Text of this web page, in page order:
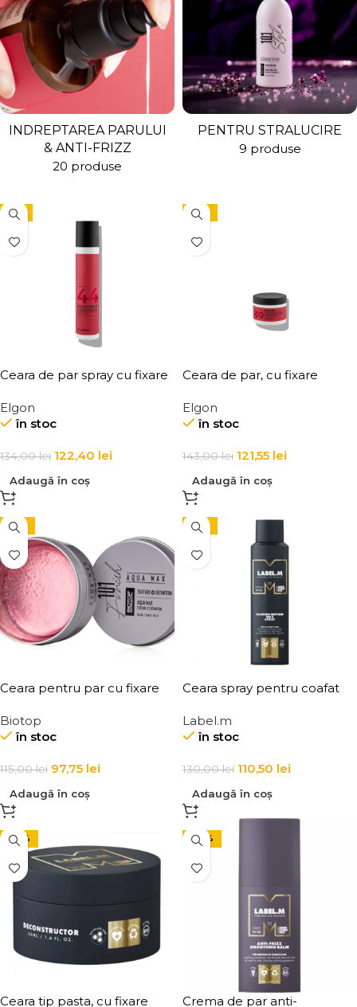
INDREPTAREA PARULUI
& ANTI-FRIZZ
20 produse
PENTRU STRALUCIRE
9 produse
-9%
Ceara de par spray cu fixare
Hold Spray Wax
Elgon
în stoc
134,00lei 122,40 lei
Adaugă în coș
-15%
Ceara de par, cu fixare
Rasta Gum 100 ml
Elgon
în stoc
143,00lei 121,55 lei
Adaugă în coș
-15%
Ceara pentru par cu fixare
Texture Definition
Biotop
în stoc
115,00lei 97,75 lei
Adaugă în coș
-15%
Ceara spray pentru coafat
Spray
Label.m
în stoc
130,00lei 110,50 lei
Adaugă în coș
-33%
Ceara tip pasta, cu fixare
-30%
Crema de par anti-